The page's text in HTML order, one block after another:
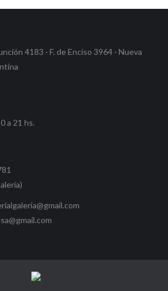
4183 · F. de Enciso 3964 · Nueva
a 21 hs.